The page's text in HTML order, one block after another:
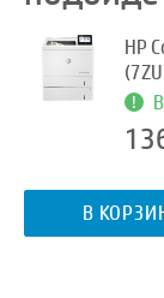
HP
В